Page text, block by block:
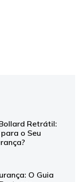
Retrátil:
o Seu
O Guia